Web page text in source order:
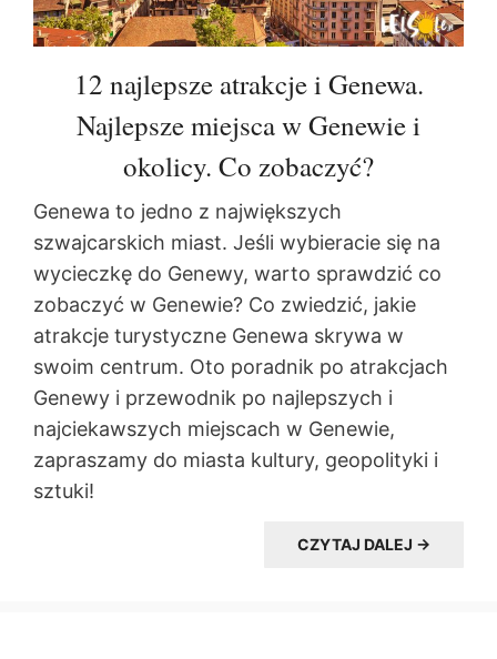
12 najlepsze atrakcje i Genewa.
Najlepsze miejsca w Genewie i
okolicy. Co zobaczyć?
Genewa to jedno z największych
szwajcarskich miast. Jeśli wybieracie się na
wycieczkę do Genewy, warto sprawdzić co
zobaczyć w Genewie? Co zwiedzić, jakie
atrakcje turystyczne Genewa skrywa w
swoim centrum. Oto poradnik po atrakcjach
Genewy i przewodnik po najlepszych i
najciekawszych miejscach w Genewie,
zapraszamy do miasta kultury, geopolityki i
sztuki!
CZYTAJ DALEJ →